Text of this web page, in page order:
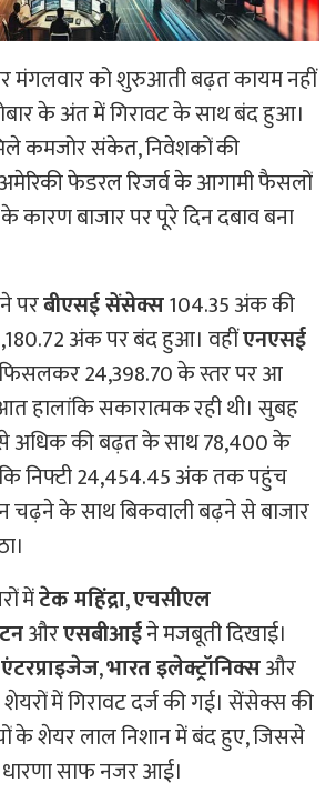
मंगलवार को शुरुआती बढ़त कायम नहीं
के अंत में गिरावट के साथ बंद हुआ।
कमजोर संकेत, निवेशकों की
फेडरल रिजर्व के आगामी फैसलों
बाजार पर पूरे दिन दबाव बना
परबीएसई सेंसेक्स104.35 अंक की
अंक पर बंद हुआ। वहींएनएसई
24,398.70 के स्तर पर आ
हालांकि सकारात्मक रही थी। सुबह
अधिक की बढ़त के साथ 78,400 के
निफ्टी 24,454.45 अंक तक पहुंच
चढ़ने के साथ बिकवाली बढ़ने से बाजार
मेंटेक महिंद्रा,एचसीएल
औरएसबीआईने मजबूती दिखाई।
,भारत इलेक्ट्रॉनिक्सऔर
में गिरावट दर्ज की गई। सेंसेक्स की
के शेयर लाल निशान में बंद हुए, जिससे
साफ नजर आई।